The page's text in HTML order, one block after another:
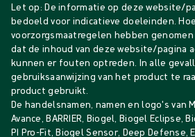
Let op: De informatie op deze website/
bedoeld voor indicatieve doeleinden.
voorzorgsmaatregelen hebben
dat de inhoud van deze website/pagina
kunnen er fouten optreden. In alle
gebruiksaanwijzing van het product te
product gebruikt.
De handelsnamen, namen en logo's van
Avance, BARRIER, Biogel, Biogel Eclipse,
PI Pro-Fit, Biogel Sensor, Deep Defense,